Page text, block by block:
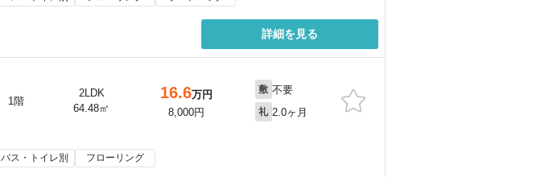
詳細を見る
1階
2LDK
64.48㎡
16.6万円
8,000円
敷 不要
礼 2.0ヶ月
バス・トイレ別 フローリング